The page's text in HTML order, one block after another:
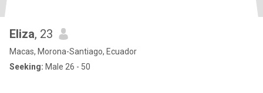
Eliza, 23
Macas, Morona-Santiago, Ecuador
Seeking: Male 26 - 50